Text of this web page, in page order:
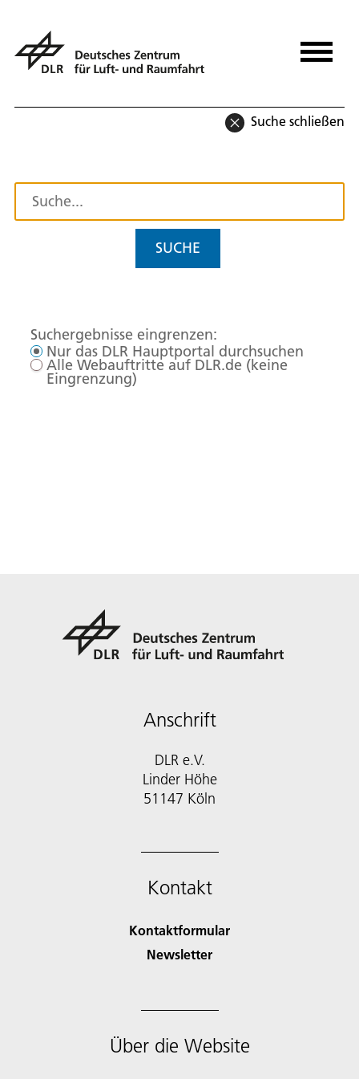
Suche schließen
SUCHE
Suchergebnisse eingrenzen:
Nur das DLR Hauptportal durchsuchen
Alle Webauftritte auf DLR.de (keine
Eingrenzung)
Anschrift
DLR e.V.
Linder Höhe
51147 Köln
Kontakt
Kontaktformular
Newsletter
Über die Website